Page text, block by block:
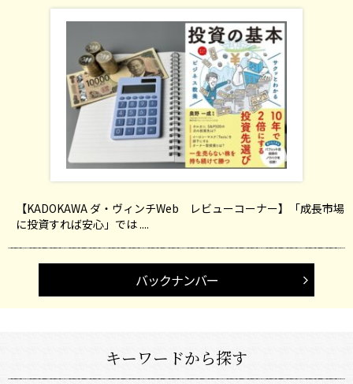
【KADOKAWA ダ・ヴィンチWeb レビューコーナー】「成長市場
に投資すれば安心」では ....
バックナンバー
キーワードから探す